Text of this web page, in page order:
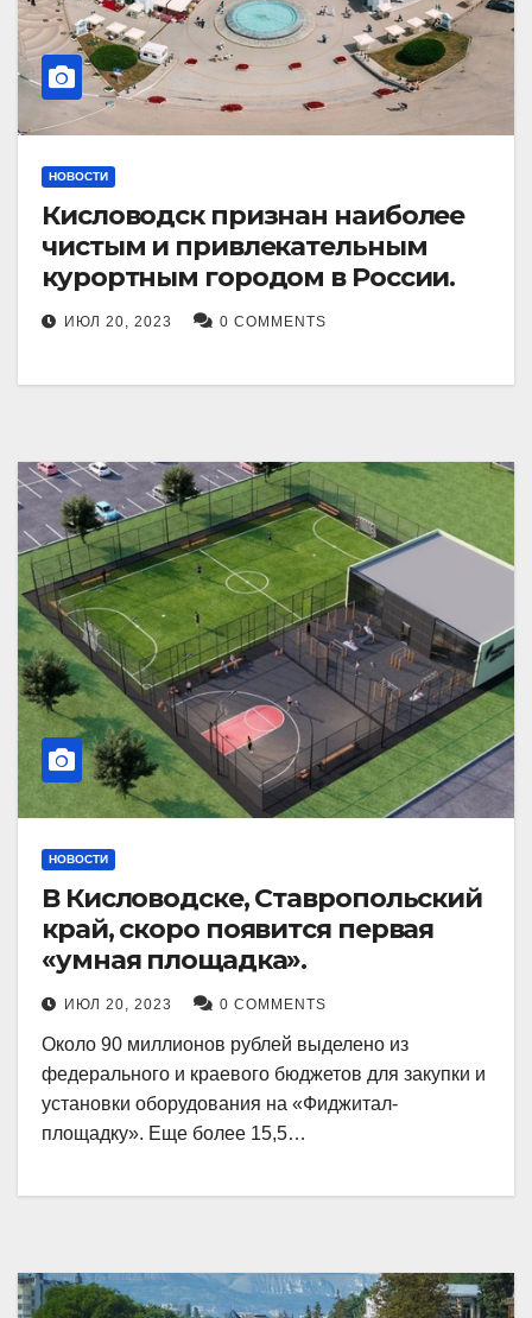
НОВОСТИ
Кисловодск признан наиболее
чистым и привлекательным
курортным городом в России.
ИЮЛ 20, 2023 0 COMMENTS
НОВОСТИ
В Кисловодске, Ставропольский
край, скоро появится первая
«умная площадка».
ИЮЛ 20, 2023 0 COMMENTS
Около 90 миллионов рублей выделено из
федерального и краевого бюджетов для закупки и
установки оборудования на «Фиджитал-
площадку». Еще более 15,5…